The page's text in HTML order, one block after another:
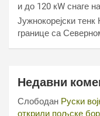
и до 120 кW снаге
Јужнокорејски
границе са
Недавни
Слободан Руски
открили пољске